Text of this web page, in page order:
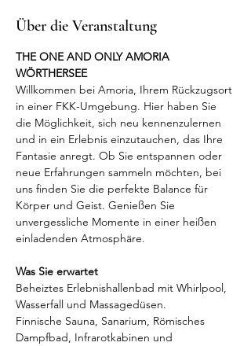
Über die Veranstaltung
THE ONE AND ONLY AMORIA
WÖRTHERSEE
Willkommen bei Amoria, Ihrem Rückzugsort
in einer FKK-Umgebung. Hier haben Sie
die Möglichkeit, sich neu kennenzulernen
und in ein Erlebnis einzutauchen, das Ihre
Fantasie anregt. Ob Sie entspannen oder
neue Erfahrungen sammeln möchten, bei
uns finden Sie die perfekte Balance für
Körper und Geist. Genießen Sie
unvergessliche Momente in einer heißen
einladenden Atmosphäre.
Was Sie erwartet
Beheiztes Erlebnishallenbad mit Whirlpool,
Wasserfall und Massagedüsen.
Finnische Sauna, Sanarium, Römisches
Dampfbad, Infrarotkabinen und